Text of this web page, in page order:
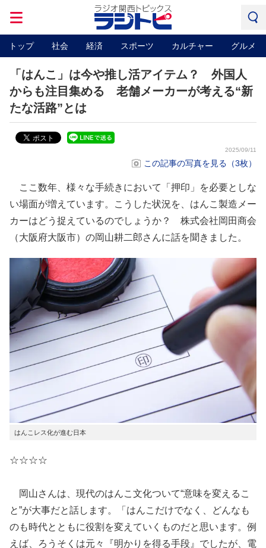
トップ 社会 経済 スポーツ カルチャー グルメ
「はんこ」は今や推し活アイテム？ 外国人
からも注目集める 老舗メーカーが考える“新
たな活路”とは
2025/09/11
この記事の写真を見る（3枚）
ここ数年、様々な手続きにおいて「押印」を必要としな
い場面が増えています。こうした状況を、はんこ製造メー
カーはどう捉えているのでしょうか？ 株式会社岡田商会
（大阪府大阪市）の岡山耕二郎さんに話を聞きました。
はんこレス化が進む日本
☆☆☆☆
岡山さんは、現代のはんこ文化ついて“意味を変えるこ
と”が大事だと話します。「はんこだけでなく、どんなも
のも時代とともに役割を変えていくものだと思います。例
えば、ろうそくは元々『明かりを得る手段』でしたが、電